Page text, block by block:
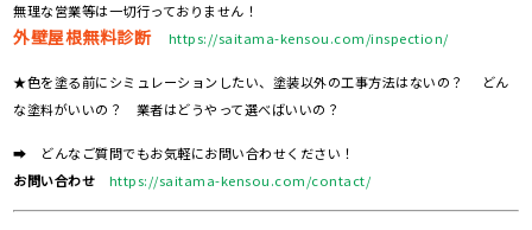
無理な営業等は一切行っておりません！
外壁屋根無料診断 https://saitama-kensou.com/inspection/
★色を塗る前にシミュレーションしたい、塗装以外の工事方法はないの？ どん
な塗料がいいの？ 業者はどうやって選べばいいの？
➡ どんなご質問でもお気軽にお問い合わせください！
お問い合わせ
https://saitama-kensou.com/contact/